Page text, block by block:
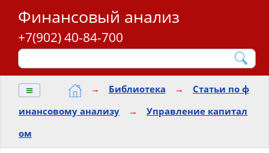
Финансовый анализ
+7(902) 40-84-700
≡ → Библиотека →
Статьи по ф
инансовому анализу
→
Управление капитал
ом